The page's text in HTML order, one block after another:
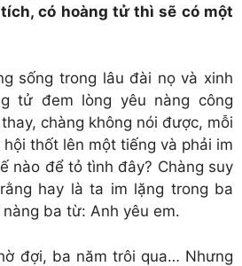
có hoàng tử thì sẽ có một
sống trong lâu đài nọ và xinh
tử đem lòng yêu nàng công
chàng không nói được, mỗi
thốt lên một tiếng và phải im
nào để tỏ tình đây? Chàng suy
hay là ta im lặng trong ba
ba từ: Anh yêu em.
đợi, ba năm trôi qua… Nhưng